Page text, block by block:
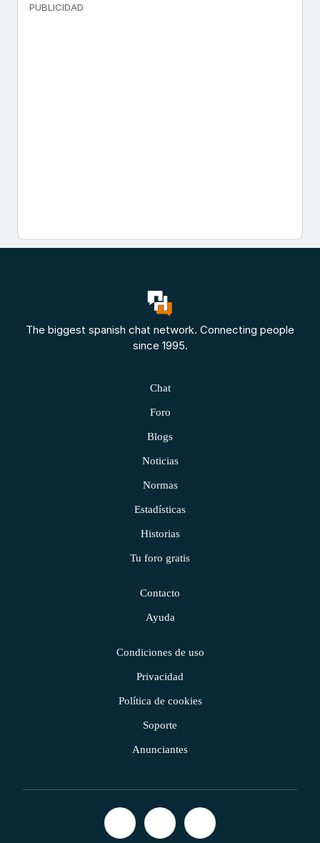
PUBLICIDAD
The biggest spanish chat network. Connecting people
since 1995.
Chat
Foro
Blogs
Noticias
Normas
Estadísticas
Historias
Tu foro gratis
Contacto
Ayuda
Condiciones de uso
Privacidad
Política de cookies
Soporte
Anunciantes